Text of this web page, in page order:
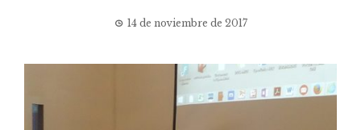
14 de noviembre de 2017